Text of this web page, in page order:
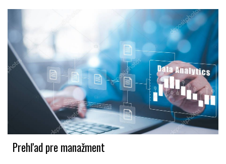
Prehľad pre manažment